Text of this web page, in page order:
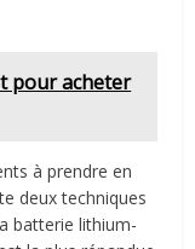
pour acheter
à prendre en
deux techniques
batterie lithium-